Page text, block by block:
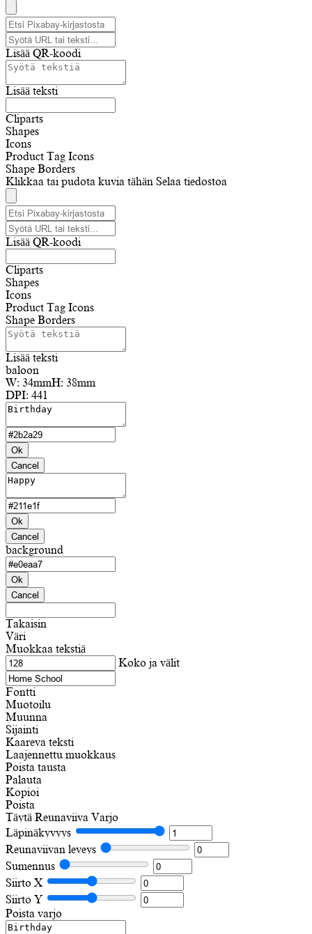
Lisää QR-koodi
Lisää teksti
Cliparts
Shapes
Icons
Product Tag Icons
Shape Borders
Klikkaa tai pudota kuvia tähän Selaa tiedostoa
Lisää QR-koodi
Cliparts
Shapes
Icons
Product Tag Icons
Shape Borders
Lisää teksti
baloon
W: 34mmH: 38mm
DPI: 441
Ok
Cancel
Ok
Cancel
background
Ok
Cancel
Takaisin
Väri
Muokkaa tekstiä
Koko ja välit
Fontti
Muotoilu
Muunna
Sijainti
Kaareva teksti
Laajennettu muokkaus
Poista tausta
Palauta
Kopioi
Poista
Täytä Reunaviiva Varjo
Läpinäkyvyys
Reunaviivan leveys
Sumennus
Siirto X
Siirto Y
Poista varjo